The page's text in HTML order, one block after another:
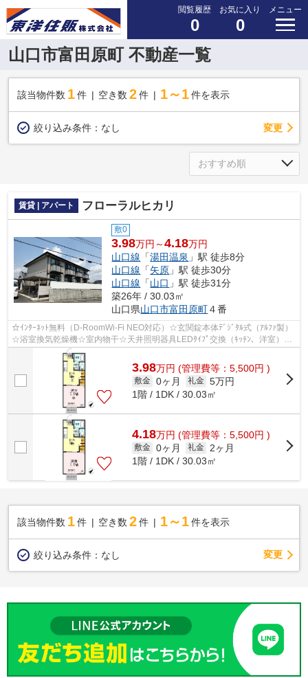
閲覧履歴
0
お気に入り
0
メニュー
山口市富田原町 不動産一覧
該当物件数 1件 空き数 2 件 1～1 件を表示
絞り込み条件： なし 変更
賃貸 | アパート フローラルヒカリ
敷0
3.98万円～4.18万円
山口線 「湯田温泉 」駅 徒歩8分
山口線 「矢原 」駅 徒歩30分
山口線 「山口 」駅 徒歩31分
築26年 / 30.03㎡
山口県山口市富田原町４番
☆ｲﾝﾀｰﾈｯﾄ無料（D-RoomWi-Fi NEO対応）☆玄関錠本体ﾃﾞｼﾞﾀﾙ式（ｱﾙﾌｧ製）
☆浴室換気乾燥機☆室内物干☆天井照明器具LEDﾀｲﾌﾟ交換（ｷｯﾁﾝ、洋室）☆
洗面化粧台（新品）☆洋室東壁ｱｸｾﾝﾄｸﾛｽ仕様☆
3.98万円 (管理費等：5,500円 )
敷金 0ヶ月 礼金 5万円
1階 / 1DK / 30.03㎡
4.18万円 (管理費等：5,500円 )
敷金 0ヶ月 礼金
2ヶ月
1階 / 1DK / 30.03㎡
該当物件数 1件 空き数 2 件 1～1 件を表示
絞り込み条件： なし 変更